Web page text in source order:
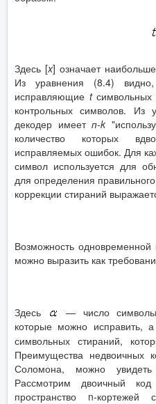
Здесь [x] означает
Из уравнения (8.4)
исправляющие tсимвольных
контрольных символов. Из
декодер имеетп-k
количество которых
исправляемых ошибок. Для
символ используется для
для определения
коррекции стираний
Возможность
можно выразить как
Здесь
— число
которые можно исправить, а
символьных стираний,
Преимущества недвоичных
Соломона, можно
Рассмотрим двоичный код
пространство n-кортежей